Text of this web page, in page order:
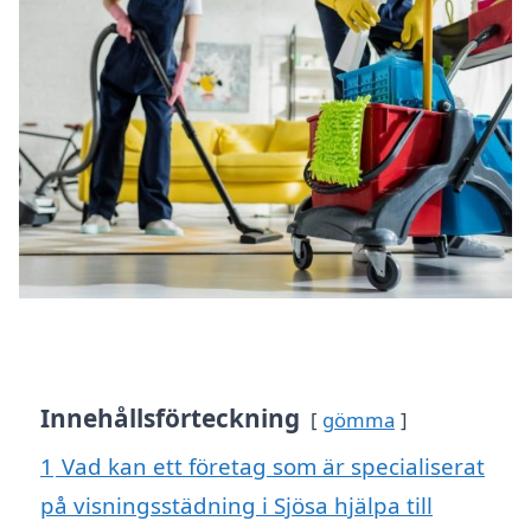
Innehållsförteckning gömma
1 Vad kan ett företag som är specialiserat
på visningsstädning i Sjösa hjälpa till